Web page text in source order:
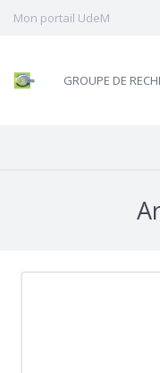
Mon portail UdeM
GROUPE DE